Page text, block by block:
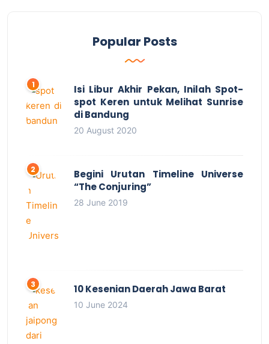
Popular Posts
Isi Libur Akhir Pekan, Inilah Spot-
spot Keren untuk Melihat Sunrise
di Bandung
20 August 2020
Begini Urutan Timeline Universe
“The Conjuring”
28 June 2019
10 Kesenian Daerah Jawa Barat
10 June 2024